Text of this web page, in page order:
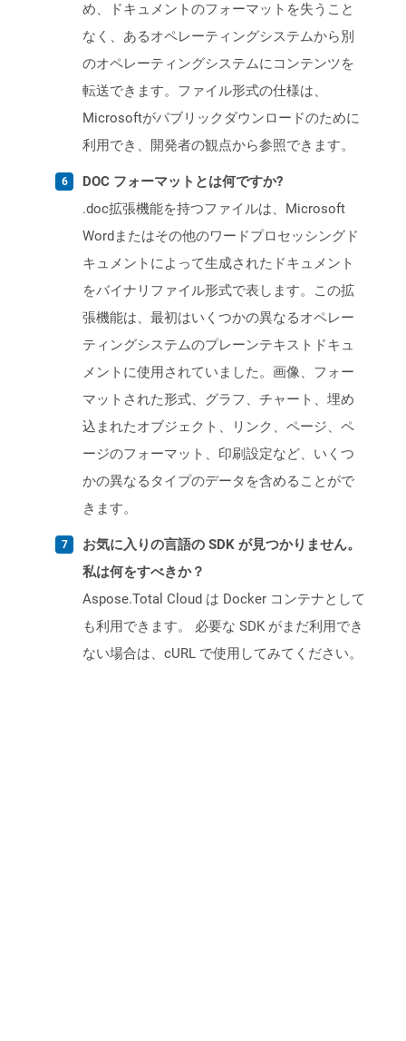
め、ドキュメントのフォーマットを失うこと
なく、あるオペレーティングシステムから別
のオペレーティングシステムにコンテンツを
転送できます。ファイル形式の仕様は、
Microsoftがパブリックダウンロードのために
利用でき、開発者の観点から参照できます。
DOC フォーマットとは何ですか?
.doc拡張機能を持つファイルは、Microsoft
Wordまたはその他のワードプロセッシングド
キュメントによって生成されたドキュメント
をバイナリファイル形式で表します。この拡
張機能は、最初はいくつかの異なるオペレー
ティングシステムのプレーンテキストドキュ
メントに使用されていました。画像、フォー
マットされた形式、グラフ、チャート、埋め
込まれたオブジェクト、リンク、ページ、ペ
ージのフォーマット、印刷設定など、いくつ
かの異なるタイプのデータを含めることがで
きます。
お気に入りの言語の SDK が見つかりません。
私は何をすべきか？
Aspose.Total Cloud は Docker コンテナとして
も利用できます。 必要な SDK がまだ利用でき
ない場合は、cURL で使用してみてください。